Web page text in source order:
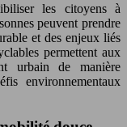
les citoyens à
peuvent prendre
et des enjeux liés
permettent aux
urbain de manière
environnementaux